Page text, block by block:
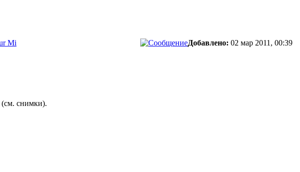
Mi Добавлено: 02 мар 2011, 00:39
(см. снимки).